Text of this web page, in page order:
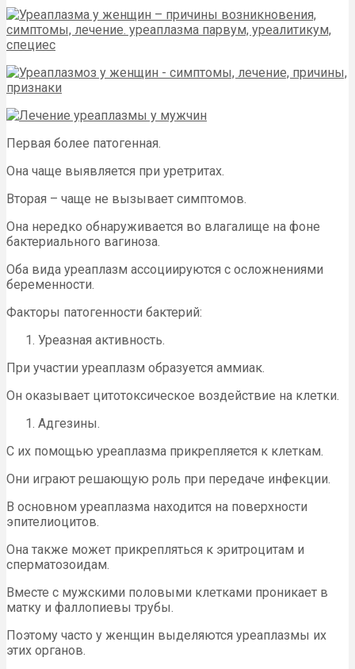
Первая более патогенная.
Она чаще выявляется при уретритах.
Вторая – чаще не вызывает симптомов.
Она нередко обнаруживается во влагалище на фоне
бактериального вагиноза.
Оба вида уреаплазм ассоциируются с осложнениями
беременности.
Факторы патогенности бактерий:
Уреазная активность.
При участии уреаплазм образуется аммиак.
Он оказывает цитотоксическое воздействие на клетки.
Адгезины.
С их помощью уреаплазма прикрепляется к клеткам.
Они играют решающую роль при передаче инфекции.
В основном уреаплазма находится на поверхности
эпителиоцитов.
Она также может прикрепляться к эритроцитам и
сперматозоидам.
Вместе с мужскими половыми клетками проникает в
матку и фаллопиевы трубы.
Поэтому часто у женщин выделяются уреаплазмы их
этих органов.